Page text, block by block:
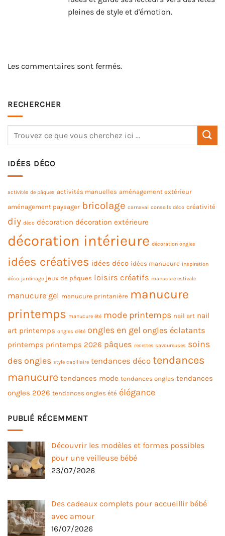
pleines de style et d'émotion.
Les commentaires sont fermés.
RECHERCHER
IDÉES DÉCO
activités de pâques activités manuelles aménagement extérieur
aménagement paysager bricolage carnaval conseils déco créativité
diy déco décoration décoration extérieure
décoration intérieure décoration ongles
idées créatives idées déco idées manucure inspiration
déco jardinage jeux de pâques loisirs créatifs manucure estivale
manucure gel manucure printanière manucure
printemps manucure été mode printemps nail art nail
art printemps ongles d'été ongles en gel ongles éclatants
printemps printemps 2026 pâques recettes savoureuses soins
des ongles style capillaire tendances déco tendances
manucure tendances mode tendances ongles tendances
ongles 2026 tendances ongles été élégance
PUBLIÉ RÉCEMMENT
Découvrir les modèles et formes possibles
pour une veilleuse bébé
23/07/2026
Des cadeaux complets pour accueillir bébé
avec amour
16/07/2026